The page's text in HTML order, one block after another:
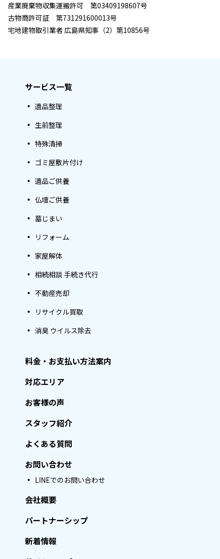
産業廃棄物収集運搬許可 第03409198607号
古物商許可証 第731291600013号
宅地建物取引業者 広島県知事（2）第10856号
サービス一覧
遺品整理
生前整理
特殊清掃
ゴミ屋敷片付け
遺品ご供養
仏壇ご供養
墓じまい
リフォーム
家屋解体
相続相談 手続き代行
不動産売却
リサイクル買取
消臭 ウイルス除去
料金・お支払い方法案内
対応エリア
お客様の声
スタッフ紹介
よくある質問
お問い合わせ
LINEでのお問い合わせ
会社概要
パートナーシップ
新着情報